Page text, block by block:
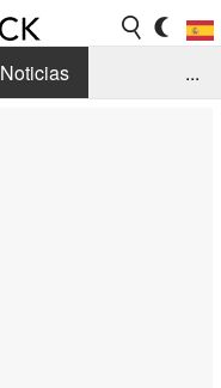
Noticias
...